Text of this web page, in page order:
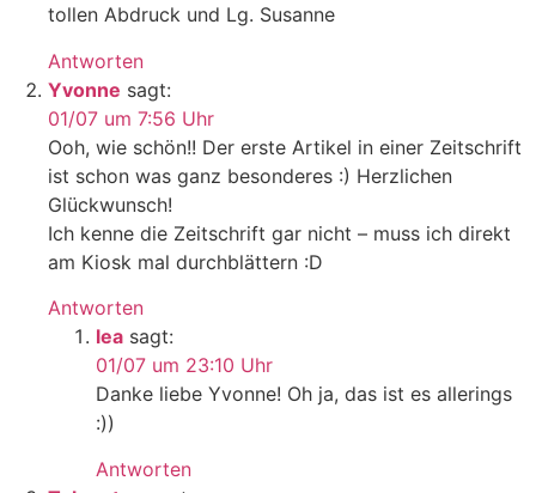
tollen Abdruck und Lg. Susanne
Antworten
Yvonne sagt:
01/07 um 7:56 Uhr
Ooh, wie schön!! Der erste Artikel in einer Zeitschrift
ist schon was ganz besonderes :) Herzlichen
Glückwunsch!
Ich kenne die Zeitschrift gar nicht – muss ich direkt
am Kiosk mal durchblättern :D
Antworten
lea sagt:
01/07 um 23:10 Uhr
Danke liebe Yvonne! Oh ja, das ist es allerings
:))
Antworten